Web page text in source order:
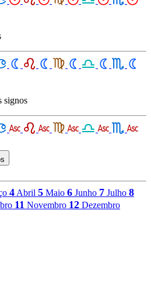
signos
4Abril 5 Maio 6 Junho 7 Julho 8
11 Novembro 12 Dezembro